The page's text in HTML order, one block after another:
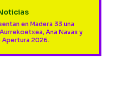
en Madera 33 una
Ana Navas y
Apertura 2026.